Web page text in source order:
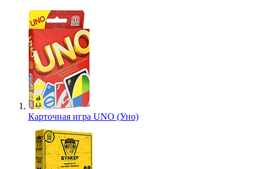
Карточная игра UNO (Уно)